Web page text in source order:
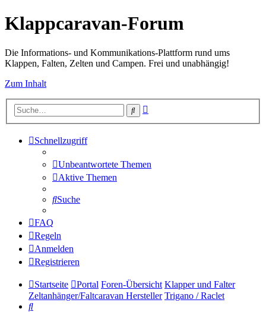
Klappcaravan-Forum
Die Informations- und Kommunikations-Plattform rund ums
Klappen, Falten, Zelten und Campen. Frei und unabhängig!
Zum Inhalt
Suche
Schnellzugriff
Unbeantwortete Themen
Aktive Themen
Suche
FAQ
Regeln
Anmelden
Registrieren
Startseite Portal Foren-Übersicht Klapper und Falter
Zeltanhänger/Faltcaravan Hersteller Trigano / Raclet
Suche